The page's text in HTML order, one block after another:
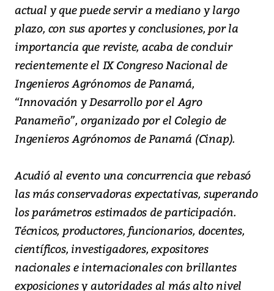
actual y que puede servir a mediano y largo
plazo, con sus aportes y conclusiones, por la
importancia que reviste, acaba de concluir
recientemente el IX Congreso Nacional de
Ingenieros Agrónomos de Panamá,
“Innovación y Desarrollo por el Agro
Panameño”, organizado por el Colegio de
Ingenieros Agrónomos de Panamá (Cinap).
Acudió al evento una concurrencia que rebasó
las más conservadoras expectativas, superando
los parámetros estimados de participación.
Técnicos, productores, funcionarios, docentes,
científicos, investigadores, expositores
nacionales e internacionales con brillantes
exposiciones y autoridades al más alto nivel